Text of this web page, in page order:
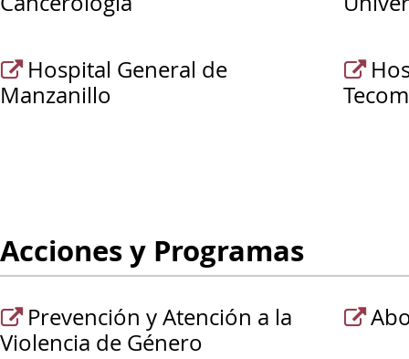
Hospital General de
Manzanillo
Acciones y Programas
Prevención y Atención a la
Violencia de Género